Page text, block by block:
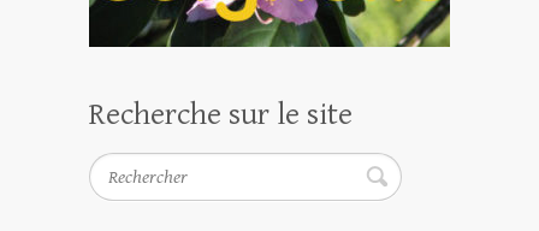
Recherche sur le site
Rechercher